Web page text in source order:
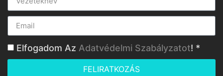
Elfogadom Az Adatvédelmi Szabályzatot! *
FELIRATKOZÁS